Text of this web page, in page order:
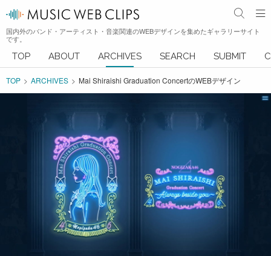
国内外のバンド・アーティスト・音楽関連のWEBデザインを集めたギャラリーサイト
です。
TOP ABOUT ARCHIVES SEARCH SUBMIT
TOP ARCHIVES Mai Shiraishi Graduation ConcertのWEBデザイン